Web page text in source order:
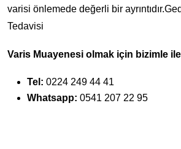
varisi önlemede değerli bir
Tedavisi
Varis Muayenesi olmak için bizimle
Tel: 0224 249 44 41
Whatsapp: 0541 207 22 95